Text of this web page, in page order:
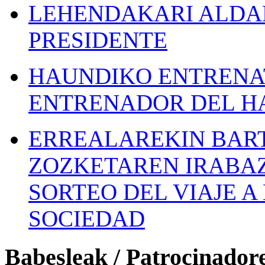
LEHENDAKARI
PRESIDENTE
HAUNDIKO
ENTRENADOR DEL
ERREALAREKIN
ZOZKETAREN
SORTEO DEL VIAJE
SOCIEDAD
Babesleak /